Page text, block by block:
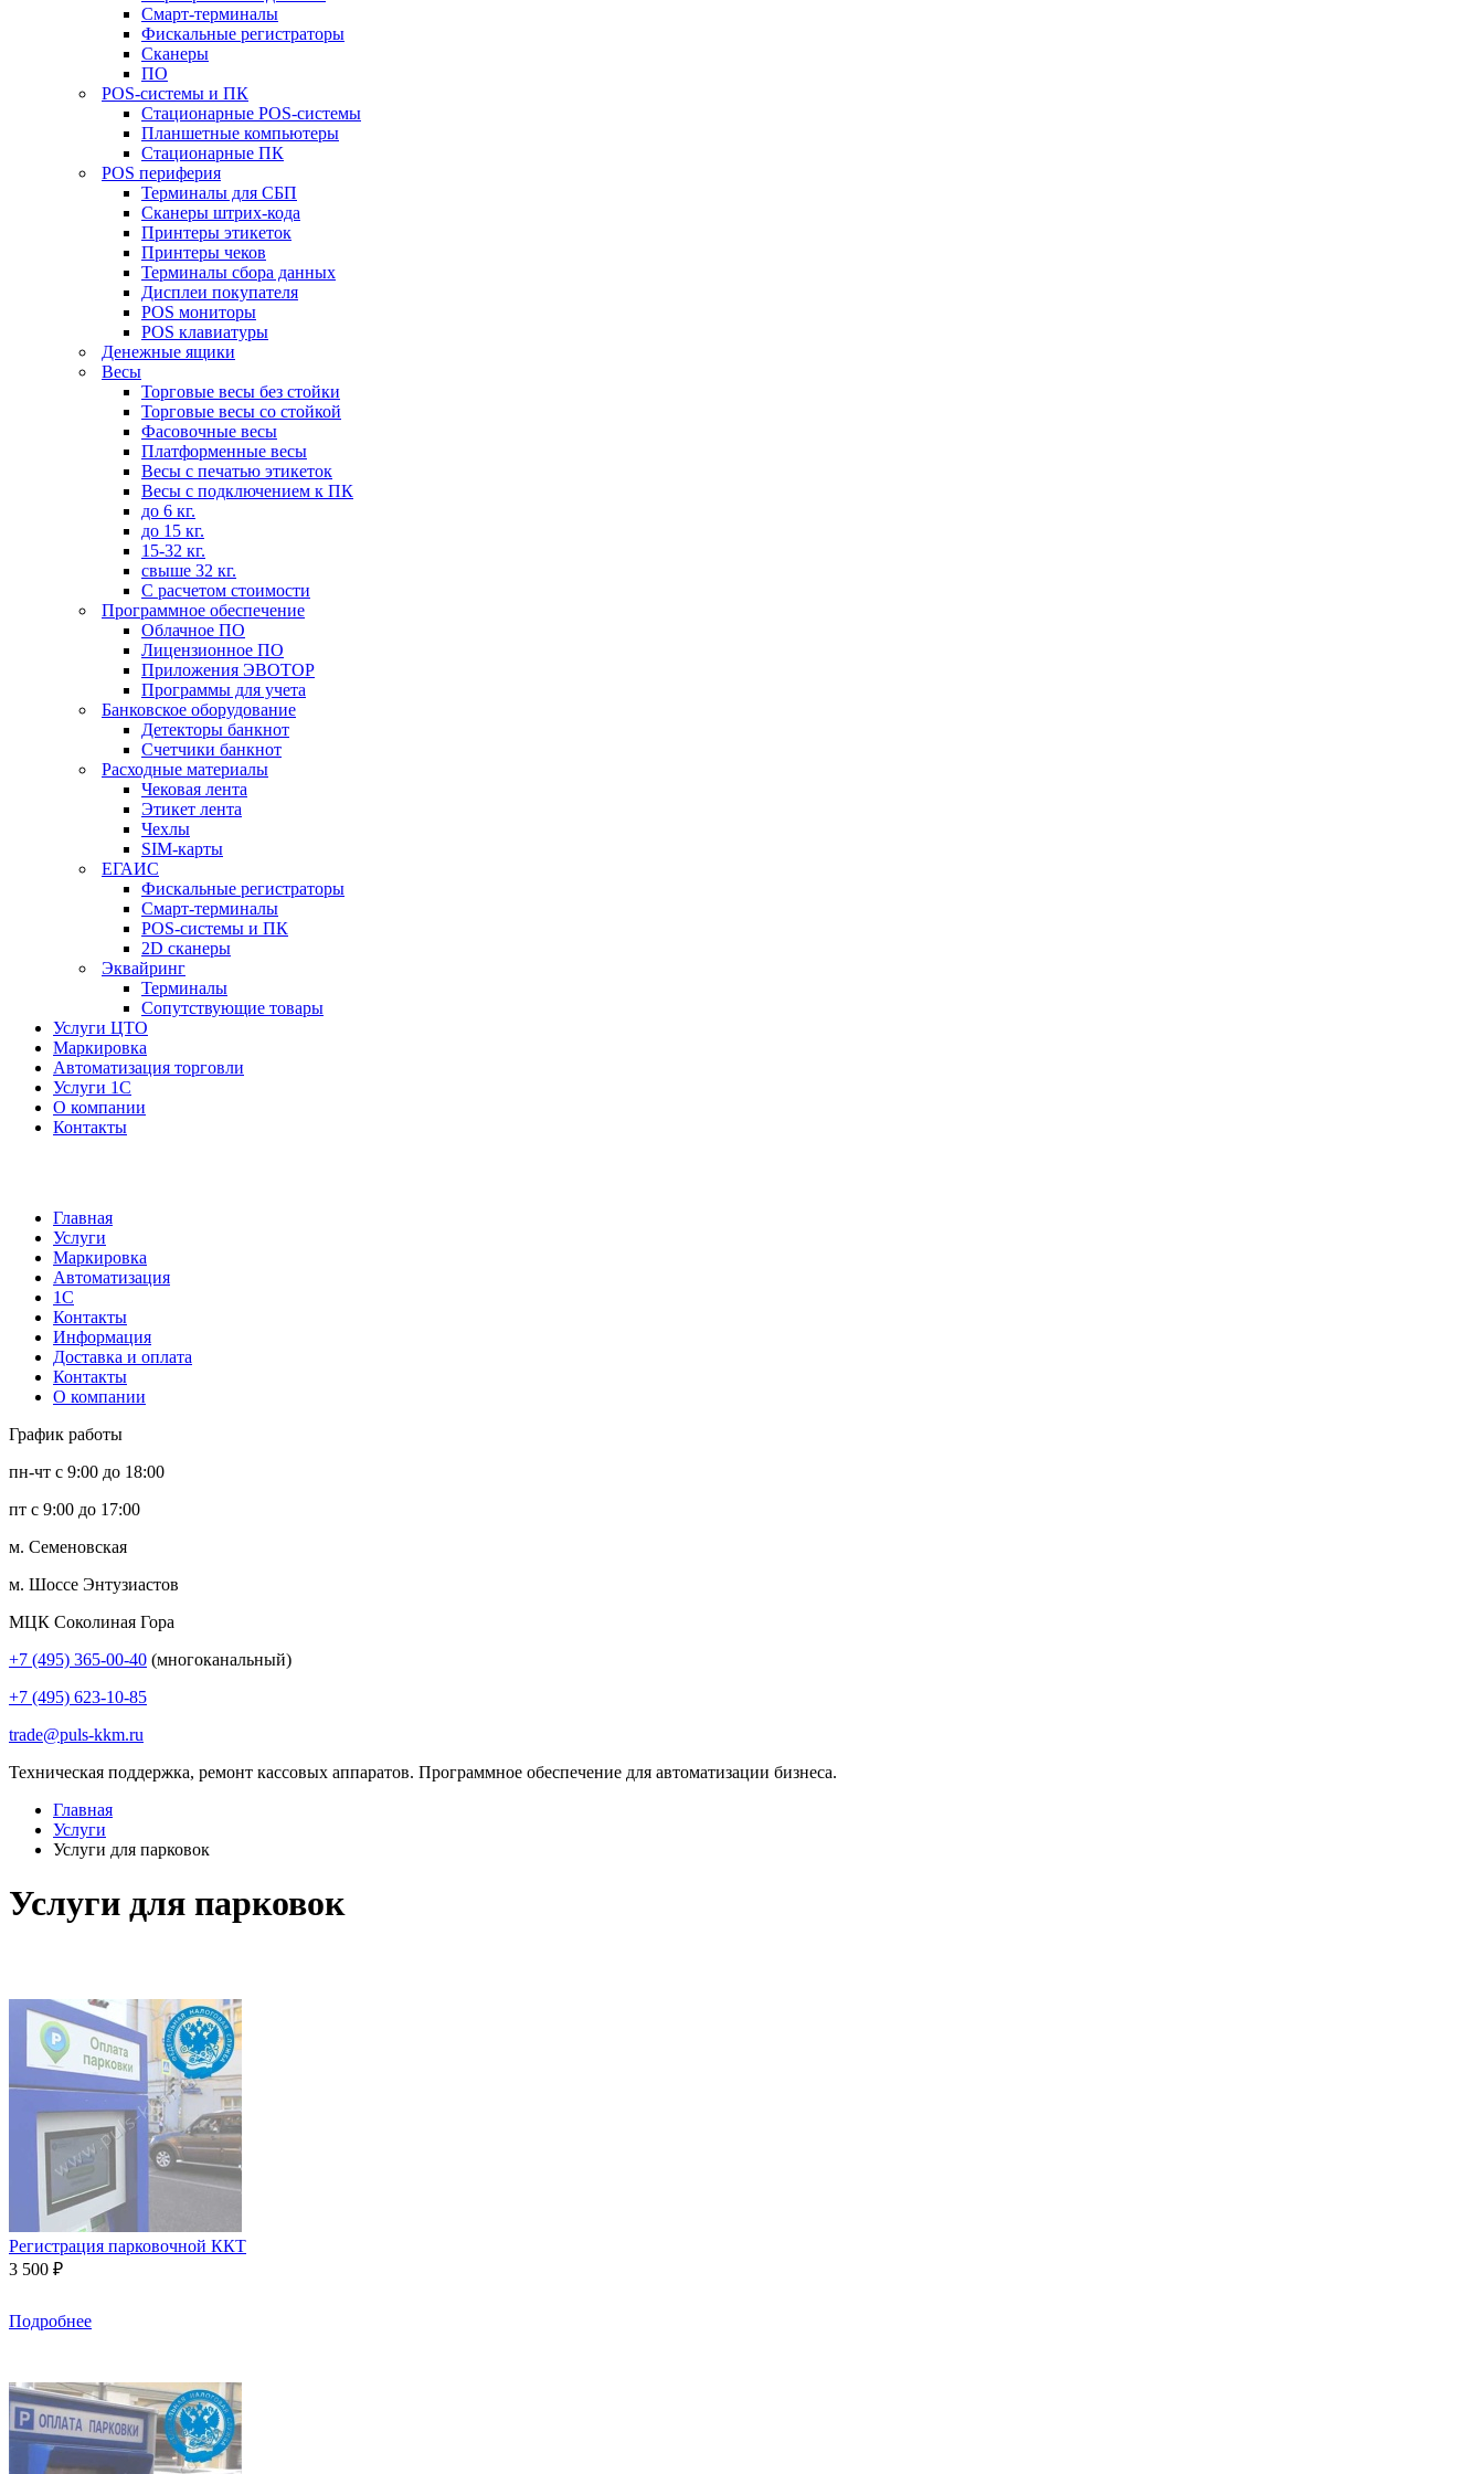
Смарт-терминалы
Фискальные регистраторы
Сканеры
ПО
POS-системы и ПК
Стационарные POS-системы
Планшетные компьютеры
Стационарные ПК
POS периферия
Терминалы для СБП
Сканеры штрих-кода
Принтеры этикеток
Принтеры чеков
Терминалы сбора данных
Дисплеи покупателя
POS мониторы
POS клавиатуры
Денежные ящики
Весы
Торговые весы без стойки
Торговые весы со стойкой
Фасовочные весы
Платформенные весы
Весы с печатью этикеток
Весы с подключением к ПК
до 6 кг.
до 15 кг.
15-32 кг.
свыше 32 кг.
С расчетом стоимости
Программное обеспечение
Облачное ПО
Лицензионное ПО
Приложения ЭВОТОР
Программы для учета
Банковское оборудование
Детекторы банкнот
Счетчики банкнот
Расходные материалы
Чековая лента
Этикет лента
Чехлы
SIM-карты
ЕГАИС
Фискальные регистраторы
Смарт-терминалы
POS-системы и ПК
2D сканеры
Эквайринг
Терминалы
Сопутствующие товары
Услуги ЦТО
Маркировка
Автоматизация торговли
Услуги 1С
О компании
Контакты
Главная
Услуги
Маркировка
Автоматизация
1С
Контакты
Информация
Доставка и оплата
Контакты
О компании
График работы
пн-чт с 9:00 до 18:00
пт с 9:00 до 17:00
м. Семеновская
м. Шоссе Энтузиастов
МЦК Соколиная Гора
+7 (495) 365-00-40 (многоканальный)
+7 (495) 623-10-85
trade@puls-kkm.ru
Техническая поддержка, ремонт кассовых аппаратов. Программное обеспечение для автоматизации бизнеса.
Главная
Услуги
Услуги для парковок
Услуги для парковок
Регистрация парковочной ККТ
3 500 ₽
Подробнее